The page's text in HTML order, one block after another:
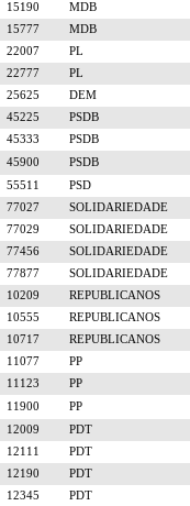
15190
MDB
15777
MDB
22007
PL
22777
PL
25625
DEM
45225
PSDB
45333
PSDB
45900
PSDB
55511
PSD
77027
SOLIDARIEDADE
77029
SOLIDARIEDADE
77456
SOLIDARIEDADE
77877
SOLIDARIEDADE
10209
REPUBLICANOS
10555
REPUBLICANOS
10717
REPUBLICANOS
11077
PP
11123
PP
11900
PP
12009
PDT
12111
PDT
12190
PDT
12345
PDT